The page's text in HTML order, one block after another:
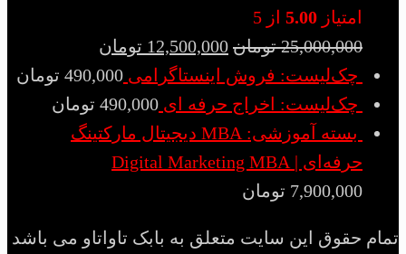
امتیاز 5.00 از 5
25,000,000 تومان 12,500,000 تومان
چک‌لیست: فروش اینستاگرامی 490,000 تومان
چک‌لیست: اخراج حرفه ای 490,000 تومان
بسته آموزشی: MBA دیجیتال مارکتینگ
حرفه‌ای | Digital Marketing MBA
7,900,000 تومان
تمام حقوق این سایت متعلق به بابک تاواتاو می باشد